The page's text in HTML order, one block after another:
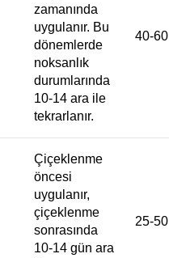
zamanında
uygulanır. Bu
dönemlerde
noksanlık
durumlarında
10-14 ara ile
tekrarlanır.
40-60
Çiçeklenme
öncesi
uygulanır,
çiçeklenme
sonrasında
10-14 gün ara
25-50